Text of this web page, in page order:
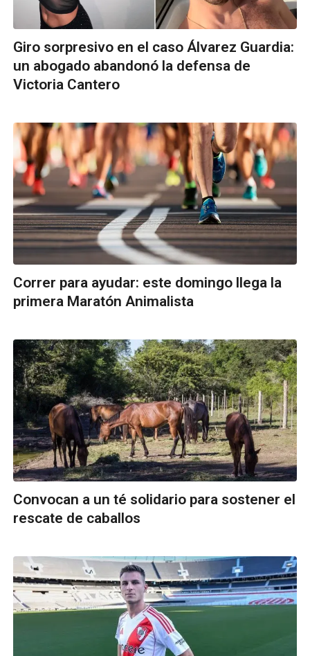
Giro sorpresivo en el caso Álvarez Guardia:
un abogado abandonó la defensa de
Victoria Cantero
Correr para ayudar: este domingo llega la
primera Maratón Animalista
Convocan a un té solidario para sostener el
rescate de caballos